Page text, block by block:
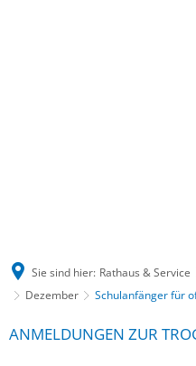
Sie sind hier: Rathaus & Service
Dezember
Schulanfänger für
ANMELDUNGEN ZUR